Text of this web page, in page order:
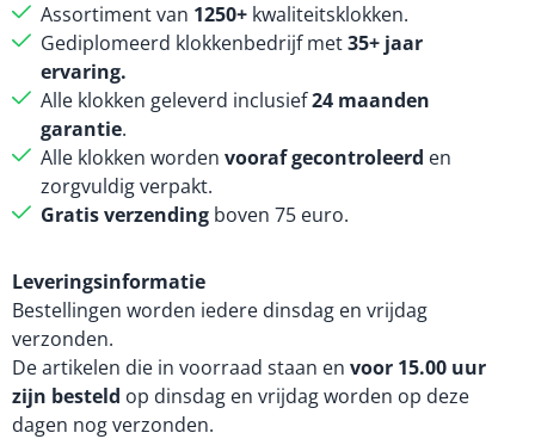
Assortiment van 1250+ kwaliteitsklokken.
Gediplomeerd klokkenbedrijf met35+ jaar
ervaring.
Alle klokken geleverd inclusief24 maanden
garantie.
Alle klokken worden vooraf gecontroleerd en
zorgvuldig verpakt.
Gratis verzending boven 75 euro.
Leveringsinformatie
Bestellingen worden iedere dinsdag en vrijdag
verzonden.
De artikelen die in voorraad staan en voor 15.00 uur
zijn besteld op dinsdag en vrijdag worden op deze
dagen nog verzonden.